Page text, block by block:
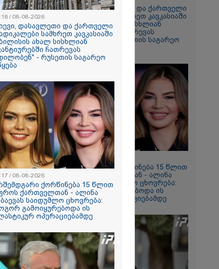
ვარ..
გაიცანით
ქართულ
ბიჭი
როგორ
და
ფარული
აქამდე
- რა
შემდეგ,
ყველას
"კიევი, დასავლეთი და ქართველი
რადიკალები სამხრეთ კავკასიაში
თბილისის ახალ სისხლიან
ავანტიურებში ჩათრევას
ცდილობენ" - რუსეთის საგარეო
უწყება
11:17 / 08-08-2026
არშემდგარი ქორწინება 15 წლით
უფროს ქართველთან - ალინა
კაბაევას საიდუმლო ცხოვრება:
როგორ გამოიყურებოდა ის
პლასტიკურ ოპერაციებამდე
/ 08-08-2026
დასავლეთი და ქართველი
სამხრეთ კავკასიაში
ახალ სისხლიან
ჩათრევას
- რუსეთის საგარეო
/ 08-08-2026
ქორწინება 15 წლით
ქართველთან - ალინა
საიდუმლო ცხოვრება:
გამოიყურებოდა ის
ოპერაციებამდე